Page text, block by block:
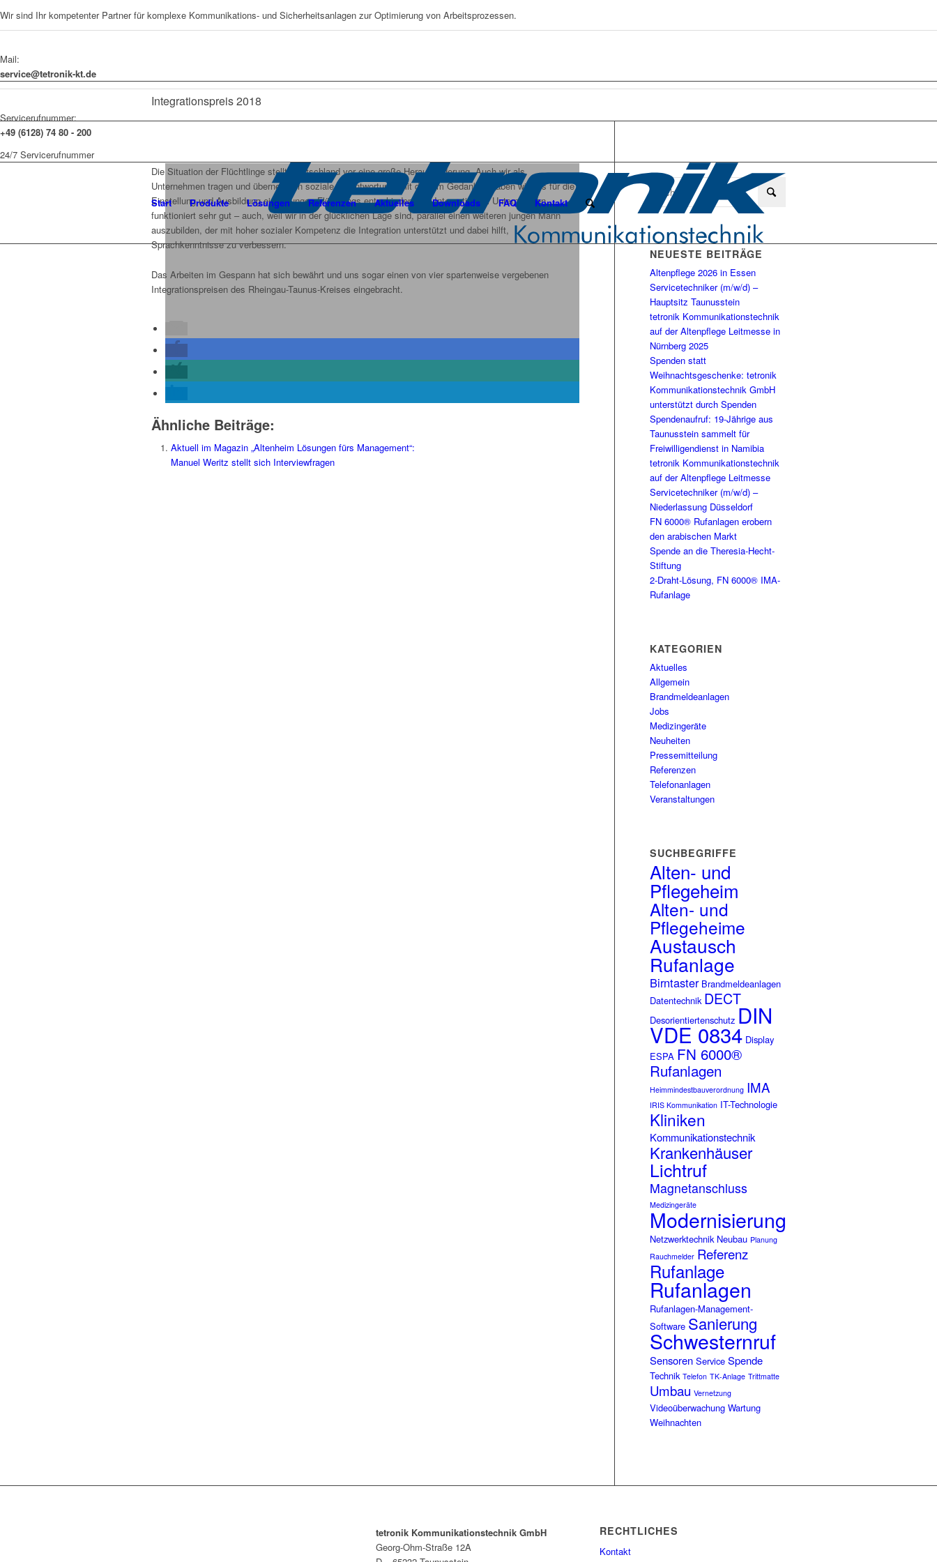
Wir sind Ihr kompetenter Partner für komplexe Kommunikations- und Sicherheitsanlagen zur Optimierung von Arbeitsprozessen.
Mail:
service@tetronik-kt.de
Servicerufnummer:
+49 (6128) 74 80 - 200
24/7 Servicerufnummer
Start Produkte Lösungen Referenzen Aktuelles Downloads FAQ Kontakt
Integrationspreis 2018
Die Situation der Flüchtlinge stellt Deutschland vor eine große Herausforderung. Auch wir als
Unternehmen tragen und übernehmen soziale Verantwortung. Mit diesem Gedanken haben wir uns für die
Einstellung und Ausbildung eines jungen Flüchtlings entschieden. Die Integration im Unternehmen
funktioniert sehr gut – auch, weil wir in der glücklichen Lage sind, parallel einen weiteren jungen Mann
auszubilden, der mit hoher sozialer Kompetenz die Integration unterstützt und dabei hilft,
Sprachkenntnisse zu verbessern.
Das Arbeiten im Gespann hat sich bewährt und uns sogar einen von vier spartenweise vergebenen
Integrationspreisen des Rheingau-Taunus-Kreises eingebracht.
Ähnliche Beiträge:
Aktuell im Magazin „Altenheim Lösungen fürs Management“:
Manuel Weritz stellt sich Interviewfragen
NEUESTE BEITRÄGE
Altenpflege 2026 in Essen
Servicetechniker (m/w/d) –
Hauptsitz Taunusstein
tetronik Kommunikationstechnik
auf der Altenpflege Leitmesse in
Nürnberg 2025
Spenden statt
Weihnachtsgeschenke: tetronik
Kommunikationstechnik GmbH
unterstützt durch Spenden
Spendenaufruf: 19-Jährige aus
Taunusstein sammelt für
Freiwilligendienst in Namibia
tetronik Kommunikationstechnik
auf der Altenpflege Leitmesse
Servicetechniker (m/w/d) –
Niederlassung Düsseldorf
FN 6000® Rufanlagen erobern
den arabischen Markt
Spende an die Theresia-Hecht-
Stiftung
2-Draht-Lösung, FN 6000® IMA-
Rufanlage
KATEGORIEN
Aktuelles
Allgemein
Brandmeldeanlagen
Jobs
Medizingeräte
Neuheiten
Pressemitteilung
Referenzen
Telefonanlagen
Veranstaltungen
SUCHBEGRIFFE
Alten- und
Pflegeheim
Alten- und
Pflegeheime
Austausch
Rufanlage
Birntaster Brandmeldeanlagen
Datentechnik DECT
Desorientiertenschutz DIN
VDE 0834 Display
ESPA FN 6000®
Rufanlagen
Heimmindestbauverordnung IMA
IRIS Kommunikation IT-Technologie
Kliniken
Kommunikationstechnik
Krankenhäuser
Lichtruf
Magnetanschluss
Medizingeräte
Modernisierung
Netzwerktechnik Neubau Planung
Rauchmelder Referenz
Rufanlage
Rufanlagen
Rufanlagen-Management-
Software Sanierung
Schwesternruf
Sensoren Service Spende
Technik Telefon TK-Anlage Trittmatte
Umbau Vernetzung
Videoüberwachung Wartung
Weihnachten
tetronik Kommunikationstechnik GmbH
Georg-Ohm-Straße 12A
RECHTLICHES
Kontakt